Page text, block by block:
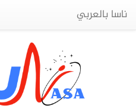
ناسا بالعربي